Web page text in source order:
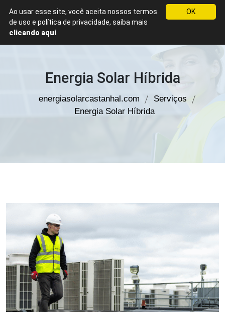
WhatsApp
Energia
Energia Solar Híbrida
energiasolarcastanhal.com
Serviços
Energia Solar Híbrida
OK
Ao usar esse site, você aceita nossos termos
de uso e política de privacidade, saiba mais
clicando aqui